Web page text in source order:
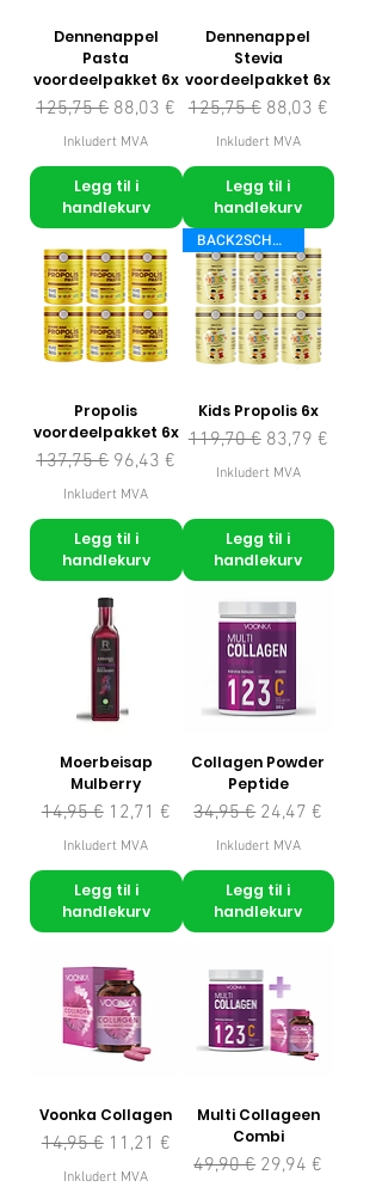
Dennenappel
Pasta
voordeelpakket 6x
Vanlig pris
125,75 € Salgspris
88,03 €
Inkludert MVA
Legg til i
handlekurv
Dennenappel
Stevia
voordeelpakket 6x
Vanlig pris
125,75 € Salgspris
88,03 €
Inkludert MVA
Legg til i
handlekurv
Propolis
voordeelpakket 6x
Vanlig pris
137,75 € Salgspris
96,43 €
Inkludert MVA
Legg til i
handlekurv
BACK2SCHOOL
Kids Propolis 6x
Vanlig pris
119,70 € Salgspris
83,79 €
Inkludert MVA
Legg til i
handlekurv
Moerbeisap
Mulberry
Vanlig pris
14,95 € Salgspris
12,71 €
Inkludert MVA
Legg til i
handlekurv
Collagen Powder
Peptide
Vanlig pris
34,95 € Salgspris
24,47 €
Inkludert MVA
Legg til i
handlekurv
Voonka Collagen
Vanlig pris
14,95 € Salgspris
11,21 €
Inkludert MVA
Multi Collageen
Combi
Vanlig pris
49,90 € Salgspris
29,94 €